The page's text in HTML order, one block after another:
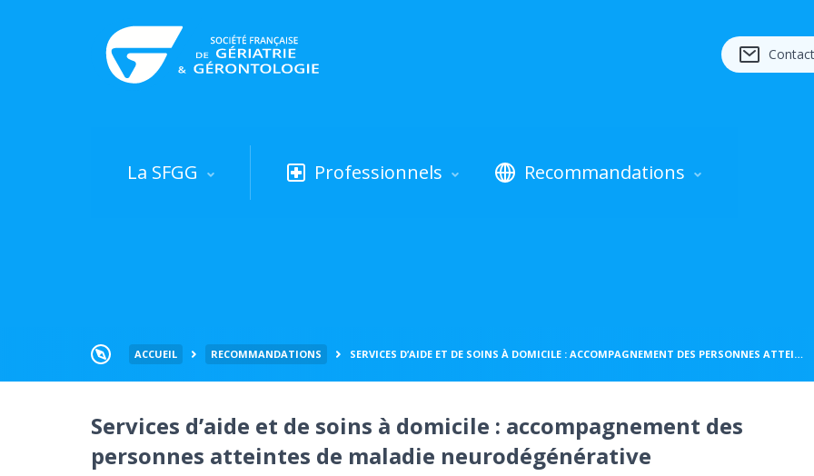
La SFGG Professionnels Recommandations
Contact
ACCUEIL RECOMMANDATIONS SERVICES D’AIDE ET DE SOINS À DOMICILE : ACCOMPAGNEMENT DES PERSONNES ATTEINTES DE MALADIE NEURODÉGÉNÉRATIVE
Services d’aide et de soins à domicile : accompagnement des
personnes atteintes de maladie neurodégénérative